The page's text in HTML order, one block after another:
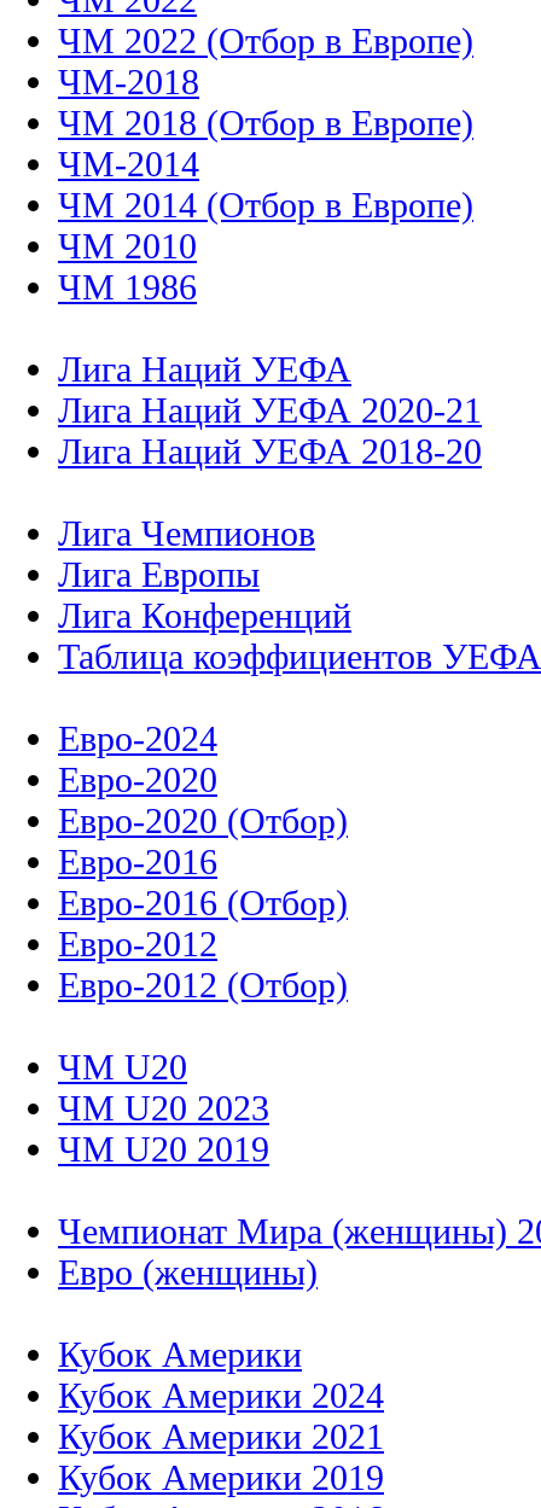
ЧМ 2022 (Отбор в Европе)
ЧМ-2018
ЧМ 2018 (Отбор в Европе)
ЧМ-2014
ЧМ 2014 (Отбор в Европе)
ЧМ 2010
ЧМ 1986
Лига Наций УЕФА
Лига Наций УЕФА 2020-21
Лига Наций УЕФА 2018-20
Лига Чемпионов
Лига Европы
Лига Конференций
Таблица коэффициентов УЕФА
Евро-2024
Евро-2020
Евро-2020 (Отбор)
Евро-2016
Евро-2016 (Отбор)
Евро-2012
Евро-2012 (Отбор)
ЧМ U20
ЧМ U20 2023
ЧМ U20 2019
Чемпионат Мира (женщины)
Евро (женщины)
Кубок Америки
Кубок Америки 2024
Кубок Америки 2021
Кубок Америки 2019